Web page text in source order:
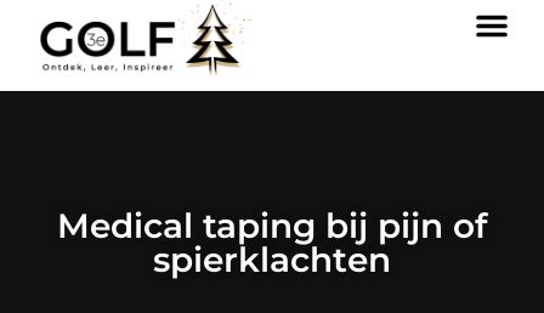
Medical taping bij pijn of
spierklachten